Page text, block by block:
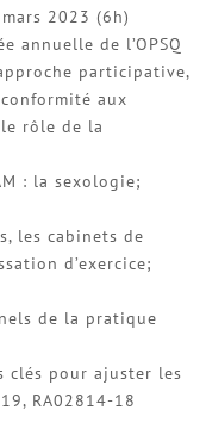
2023 (6h)
annuelle de l’OPSQ
participative,
aux
rôle de la
: la sexologie;
les cabinets de
d’exercice;
de la pratique
clés pour ajuster les
RA02814-18